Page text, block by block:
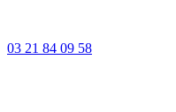
03 21 84 09 58